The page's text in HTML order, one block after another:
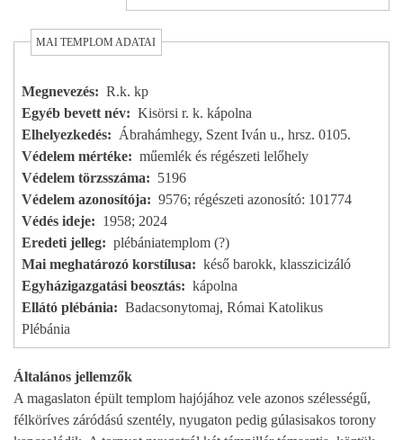
MAI TEMPLOM ADATAI
Megnevezés
R.k. kp
Egyéb bevett név
Kisörsi r. k. kápolna
Elhelyezkedés
Ábrahámhegy, Szent Iván u., hrsz. 0105.
Védelem mértéke
műemlék és régészeti lelőhely
Védelem törzsszáma
5196
Védelem azonosítója
9576; régészeti azonosító: 101774
Védés ideje
1958; 2024
Eredeti jelleg
plébániatemplom (?)
Mai meghatározó korstílusa
késő barokk, klasszicizáló
Egyházigazgatási beosztás
kápolna
Ellátó plébánia
Badacsonytomaj, Római Katolikus
Plébánia
Általános jellemzők
A magaslaton épült templom hajójához vele azonos szélességű,
félköríves záródású szentély, nyugaton pedig gúlasisakos torony